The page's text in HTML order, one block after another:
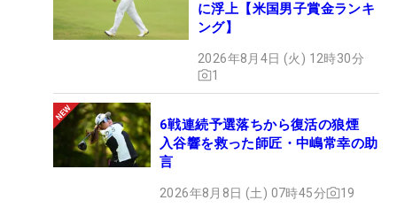
に浮上【米国男子賞金ランキ
ング】
2026年8月4日 (火) 12時30分
1
6戦連続予選落ちから復活の狼煙
入谷響を救った師匠・中嶋常幸の助
言
2026年8月8日 (土) 07時45分 19